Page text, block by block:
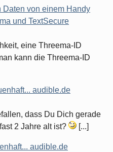
Daten von einem Handy
und TextSecure
eine Threema-ID
kann die Threema-ID
audible.de
dass Du Dich gerade
2 Jahre alt ist?
[...]
audible.de